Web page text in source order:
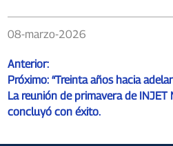
08-marzo-2026
Anterior:
Próximo: “Treinta años hacia
La reunión de primavera de
concluyó con éxito.